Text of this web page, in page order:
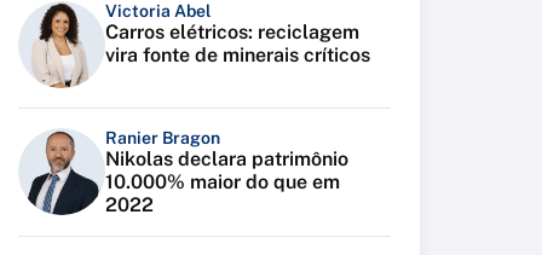
Victoria Abel
Carros elétricos: reciclagem
vira fonte de minerais críticos
Ranier Bragon
Nikolas declara patrimônio
10.000% maior do que em
2022